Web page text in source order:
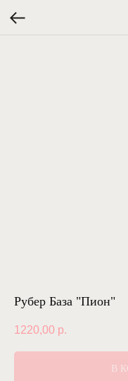
Рубер База "Пион"
1220,00 р.
В